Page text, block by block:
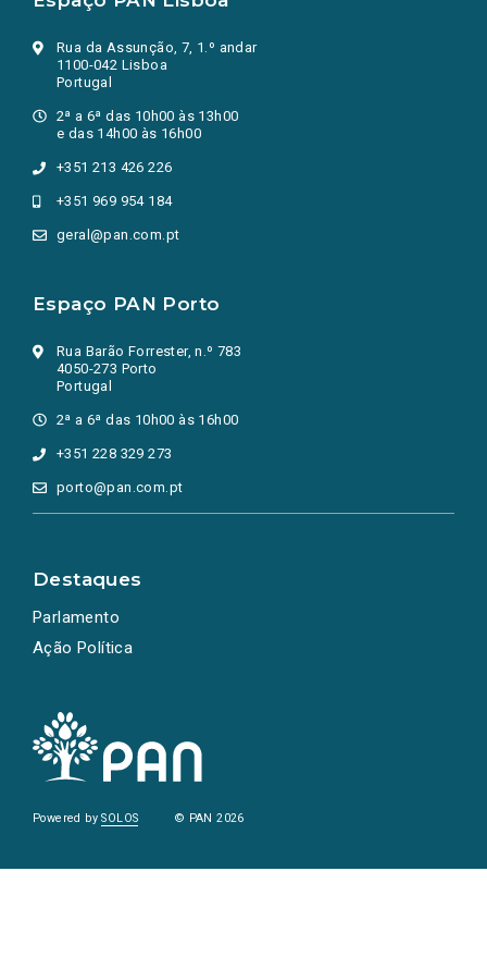
Rua da Assunção, 7, 1.º andar
1100-042 Lisboa
Portugal
2ª a 6ª das 10h00 às 13h00
e das 14h00 às 16h00
+351 213 426 226
+351 969 954 184
geral@pan.com.pt
Espaço PAN Porto
Rua Barão Forrester, n.º 783
4050-273 Porto
Portugal
2ª a 6ª das 10h00 às 16h00
+351 228 329 273
porto@pan.com.pt
Destaques
Parlamento
Ação Política
Powered bySOLOS © PAN 2026